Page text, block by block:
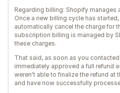
Regarding billing: Shopify manages
Once a new billing cycle has
automatically cancel the charge for
subscription billing is managed by
these charges.
That said, as soon as you
immediately approved a full refund
weren't able to finalize the refund at
and have now successfully